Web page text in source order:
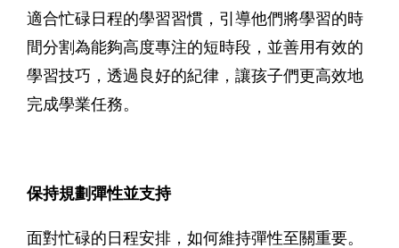
適合忙碌日程的學習習慣，引導他們將學習的時
間分割為能夠高度專注的短時段，並善用有效的
學習技巧，透過良好的紀律，讓孩子們更高效地
完成學業任務。
保持規劃彈性並支持
面對忙碌的日程安排，如何維持彈性至關重要。